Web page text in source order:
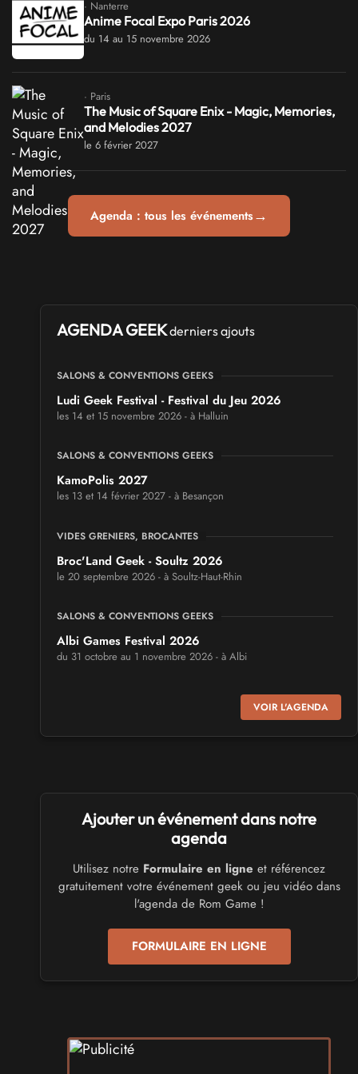
· Nanterre
Anime Focal Expo Paris 2026
du 14 au 15 novembre 2026
· Paris
The Music of Square Enix - Magic, Memories,
and Melodies 2027
le 6 février 2027
Agenda : tous les événements→
AGENDA GEEKderniers ajouts
SALONS & CONVENTIONS GEEKS
Ludi Geek Festival - Festival du Jeu 2026
les 14 et 15 novembre 2026 - à Halluin
SALONS & CONVENTIONS GEEKS
KamoPolis 2027
les 13 et 14 février 2027 - à Besançon
VIDES GRENIERS, BROCANTES
Broc'Land Geek - Soultz 2026
le 20 septembre 2026 - à Soultz-Haut-Rhin
SALONS & CONVENTIONS GEEKS
Albi Games Festival 2026
du 31 octobre au 1 novembre 2026 - à Albi
Virtual Calais - salon du jeu vidéo et des loisirs
numériques 2026
SALONS & CONVENTIONS GEEKS
Trolls et Légendes 2027
du 26 au 28 mars 2027 - à Mons
CULTURE JAPONAISE ET OTAKU
Mang'Azur 2027
les 24 et 25 avril 2027 - à Toulon
SALONS & CONVENTIONS GEEKS
Play Azur Festival 2027
SALONS & CONVENTIONS GEEKS
Art To Play 2026
VOIR L'AGENDA
Ajouter un événement dans notre
agenda
Utilisez notre Formulaire en ligne et référencez
gratuitement votre événement geek ou jeu vidéo dans
l'agenda de Rom Game !
FORMULAIRE EN LIGNE